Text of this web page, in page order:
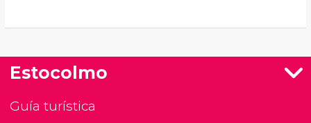
Estocolmo
Guía turística